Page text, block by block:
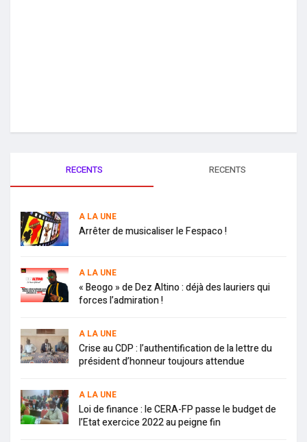
RECENTS RECENTS
A LA UNE
Arrêter de musicaliser le Fespaco !
A LA UNE
« Beogo » de Dez Altino : déjà des lauriers qui
forces l’admiration !
A LA UNE
Crise au CDP : l’authentification de la lettre du
président d’honneur toujours attendue
A LA UNE
Loi de finance : le CERA-FP passe le budget de
l’Etat exercice 2022 au peigne fin